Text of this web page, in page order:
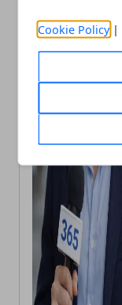
Cookie Policy |